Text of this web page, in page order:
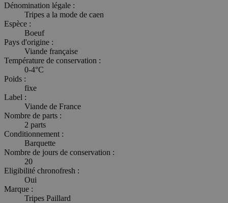
Dénomination légale :
Tripes a la mode de caen
Espèce :
Boeuf
Pays d'origine :
Viande française
Température de conservation :
0-4°C
Poids :
fixe
Label :
Viande de France
Nombre de parts :
2 parts
Conditionnement :
Barquette
Nombre de jours de conservation :
20
Eligibilité chronofresh :
Oui
Marque :
Tripes Paillard